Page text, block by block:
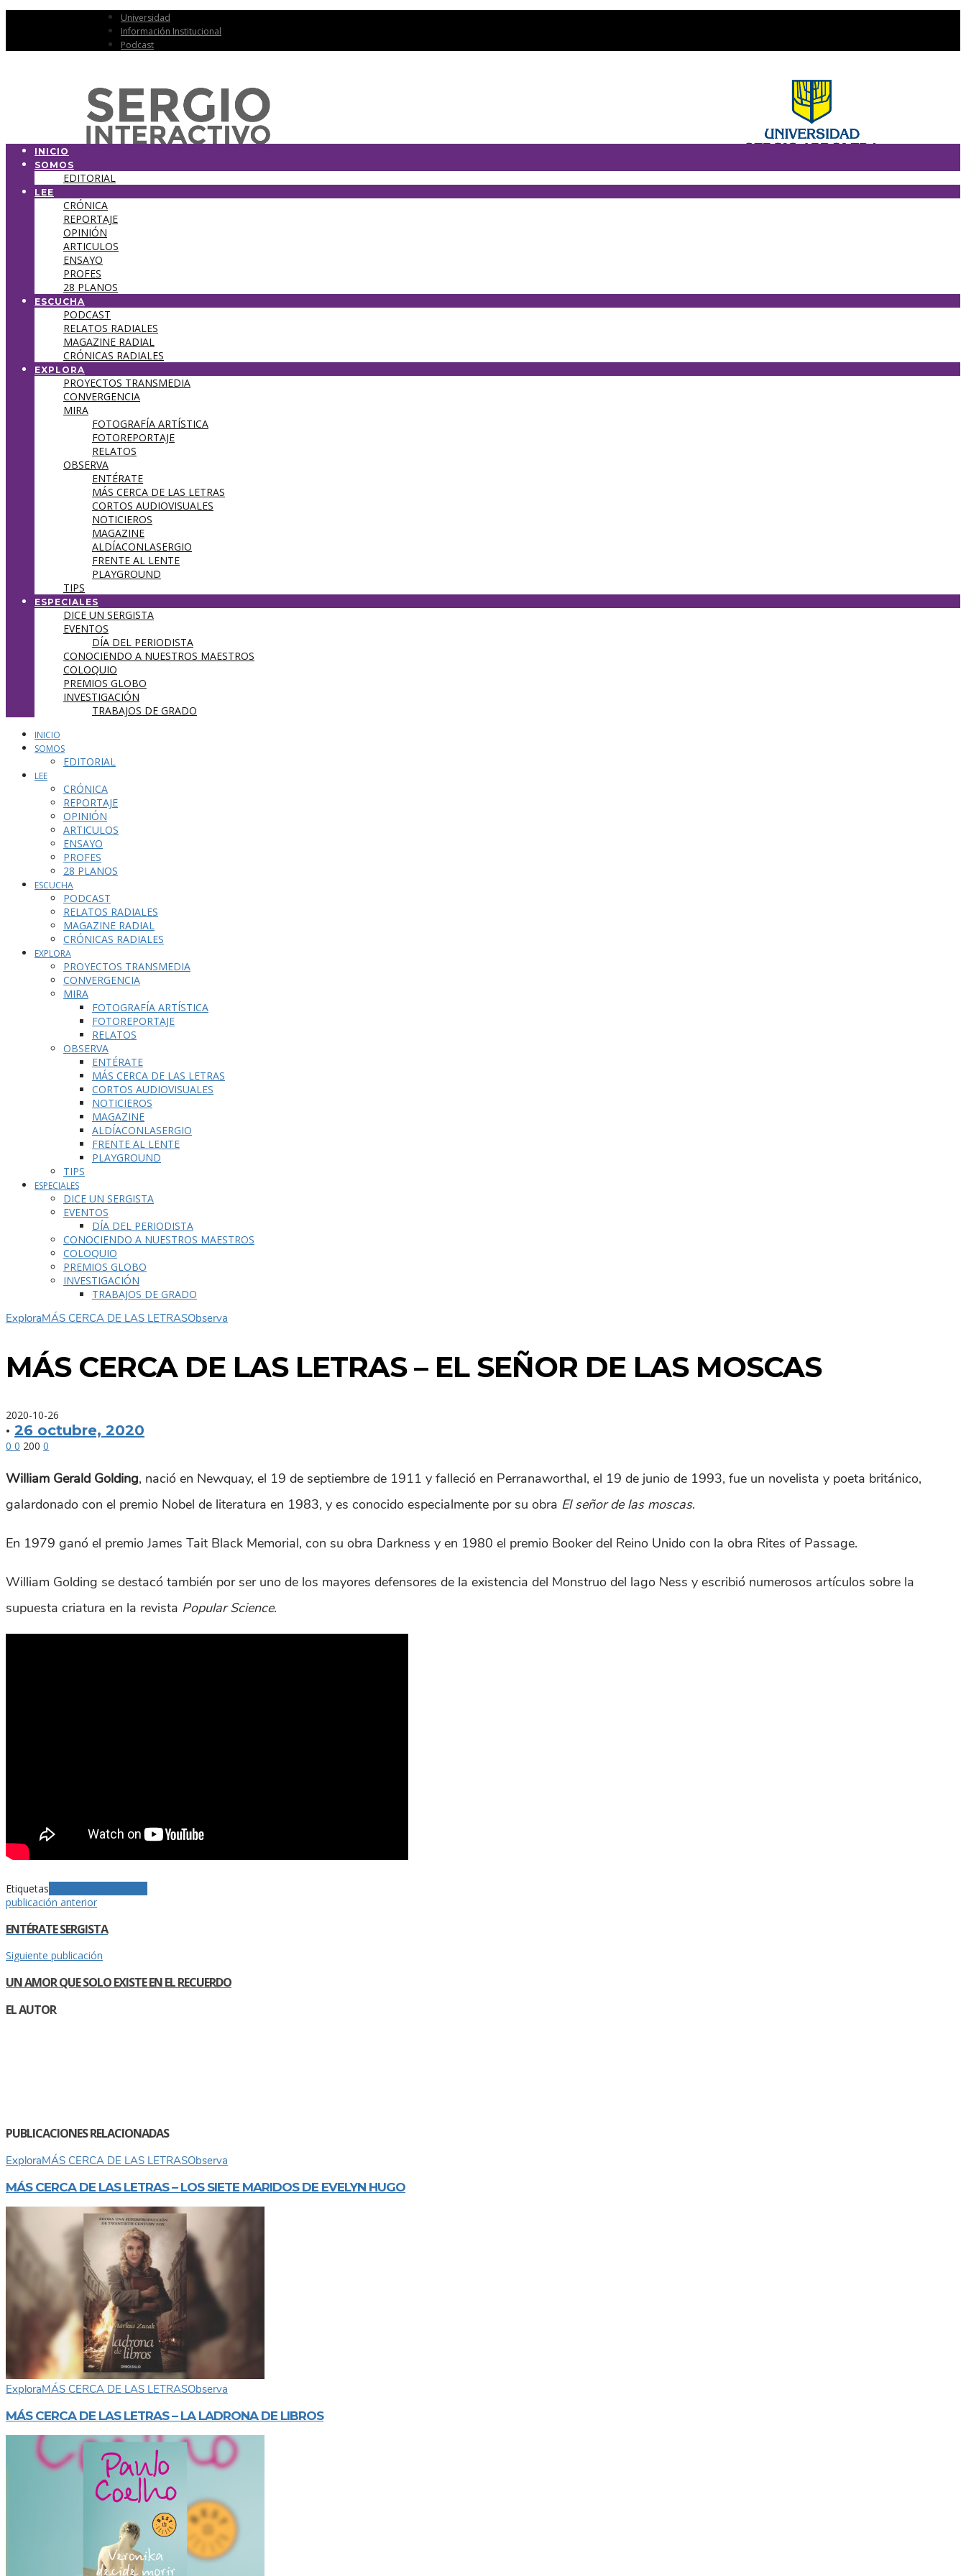
Universidad
Información Institucional
Podcast
INICIO
SOMOS
EDITORIAL
LEE
CRÓNICA
REPORTAJE
OPINIÓN
ARTICULOS
ENSAYO
PROFES
28 PLANOS
ESCUCHA
PODCAST
RELATOS RADIALES
MAGAZINE RADIAL
CRÓNICAS RADIALES
EXPLORA
PROYECTOS TRANSMEDIA
CONVERGENCIA
MIRA
FOTOGRAFÍA ARTÍSTICA
FOTOREPORTAJE
RELATOS
OBSERVA
ENTÉRATE
MÁS CERCA DE LAS LETRAS
CORTOS AUDIOVISUALES
NOTICIEROS
MAGAZINE
ALDÍACONLASERGIO
FRENTE AL LENTE
PLAYGROUND
TIPS
ESPECIALES
DICE UN SERGISTA
EVENTOS
DÍA DEL PERIODISTA
CONOCIENDO A NUESTROS MAESTROS
COLOQUIO
PREMIOS GLOBO
INVESTIGACIÓN
TRABAJOS DE GRADO
INICIO
SOMOS
EDITORIAL
LEE
CRÓNICA
REPORTAJE
OPINIÓN
ARTICULOS
ENSAYO
PROFES
28 PLANOS
ESCUCHA
PODCAST
RELATOS RADIALES
MAGAZINE RADIAL
CRÓNICAS RADIALES
EXPLORA
PROYECTOS TRANSMEDIA
CONVERGENCIA
MIRA
FOTOGRAFÍA ARTÍSTICA
FOTOREPORTAJE
RELATOS
OBSERVA
ENTÉRATE
MÁS CERCA DE LAS LETRAS
CORTOS AUDIOVISUALES
NOTICIEROS
MAGAZINE
ALDÍACONLASERGIO
FRENTE AL LENTE
PLAYGROUND
TIPS
ESPECIALES
DICE UN SERGISTA
EVENTOS
DÍA DEL PERIODISTA
CONOCIENDO A NUESTROS MAESTROS
COLOQUIO
PREMIOS GLOBO
INVESTIGACIÓN
TRABAJOS DE GRADO
ExploraMÁS CERCA DE LAS LETRASObserva
MÁS CERCA DE LAS LETRAS – EL SEÑOR DE LAS MOSCAS
2020-10-26
· 26 octubre, 2020
0 0 200 0
William Gerald Golding, nació en Newquay, el 19 de septiembre de 1911 y falleció en Perranaworthal, el 19 de junio de 1993, fue un novelista y poeta británico,
galardonado con el premio Nobel de literatura en 1983, y es conocido especialmente por su obra El señor de las moscas.
En 1979 ganó el premio James Tait Black Memorial, con su obra Darkness y en 1980 el premio Booker del Reino Unido con la obra Rites of Passage.
William Golding se destacó también por ser uno de los mayores defensores de la existencia del Monstruo del lago Ness y escribió numerosos artículos sobre la
supuesta criatura en la revista Popular Science.
Etiquetas
publicación anterior
ENTÉRATE SERGISTA
Siguiente publicación
UN AMOR QUE SOLO EXISTE EN EL RECUERDO
EL AUTOR
PUBLICACIONES RELACIONADAS
ExploraMÁS CERCA DE LAS LETRASObserva
MÁS CERCA DE LAS LETRAS – LOS SIETE MARIDOS DE EVELYN HUGO
ExploraMÁS CERCA DE LAS LETRASObserva
MÁS CERCA DE LAS LETRAS – LA LADRONA DE LIBROS